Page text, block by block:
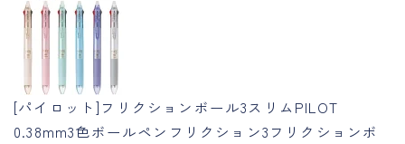
[パイロット]フリクションボール3スリムPILOT
0.38mm3色ボールペンフリクション3フリクションボ